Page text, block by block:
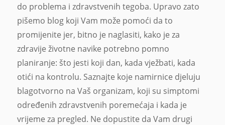
do problema i zdravstvenih tegoba. Upravo zato
pišemo blog koji Vam može pomoći da to
promijenite jer, bitno je naglasiti, kako je za
zdravije životne navike potrebno pomno
planiranje: što jesti koji dan, kada vježbati, kada
otići na kontrolu. Saznajte koje namirnice djeluju
blagotvorno na Vaš organizam, koji su simptomi
određenih zdravstvenih poremećaja i kada je
vrijeme za pregled. Ne dopustite da Vam drugi